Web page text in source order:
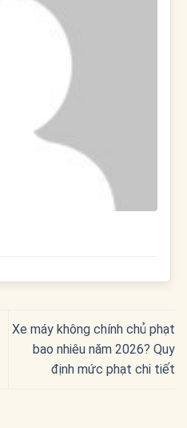
Xe máy không chính chủ phạt
bao nhiêu năm 2026? Quy
định mức phạt chi tiết